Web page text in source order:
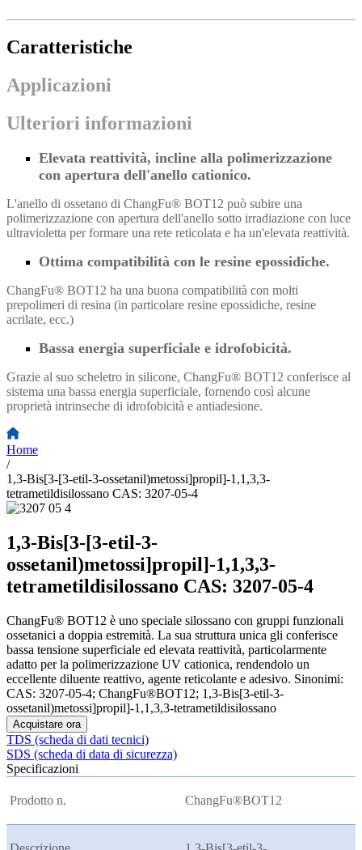
Caratteristiche
Applicazioni
Ulteriori informazioni
Elevata reattività, incline alla polimerizzazione
con apertura dell'anello cationico.
L'anello di ossetano di ChangFu® BOT12 può subire una
polimerizzazione con apertura dell'anello sotto irradiazione con luce
ultravioletta per formare una rete reticolata e ha un'elevata reattività.
Ottima compatibilità con le resine epossidiche.
ChangFu® BOT12 ha una buona compatibilità con molti
prepolimeri di resina (in particolare resine epossidiche, resine
acrilate, ecc.)
Bassa energia superficiale e idrofobicità.
Grazie al suo scheletro in silicone, ChangFu® BOT12 conferisce al
sistema una bassa energia superficiale, fornendo così alcune
proprietà intrinseche di idrofobicità e antiadesione.
Home
/
1,3-Bis[3-[3-etil-3-ossetanil)metossi]propil]-1,1,3,3-
tetrametildisilossano CAS: 3207-05-4
1,3-Bis[3-[3-etil-3-
ossetanil)metossi]propil]-1,1,3,3-
tetrametildisilossano CAS: 3207-05-4
ChangFu® BOT12 è uno speciale silossano con gruppi funzionali
ossetanici a doppia estremità. La sua struttura unica gli conferisce
bassa tensione superficiale ed elevata reattività, particolarmente
adatto per la polimerizzazione UV cationica, rendendolo un
eccellente diluente reattivo, agente reticolante e adesivo. Sinonimi:
CAS: 3207-05-4; ChangFu®BOT12; 1,3-Bis[3-etil-3-
ossetanil)metossi]propil]-1,1,3,3-tetrametildisilossano
Acquistare ora
TDS (scheda di dati tecnici)
SDS (scheda di data di sicurezza)
Specificazioni
Prodotto n. ChangFu®BOT12